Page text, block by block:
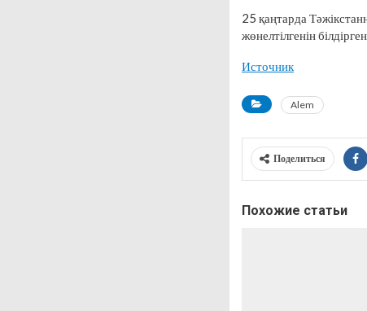
25 қаңтарда
жөнелтілгенін
Источник
Alem
Поделиться
Похожие статьи